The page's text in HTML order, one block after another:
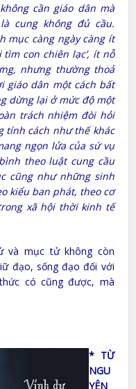
cần giáo dân mà
cung không đủ cầu.
mục càng ngày càng ít
con chiên lạc’, ít nỗ
nhưng thường thoả
giáo dân một cách bất
dừng lại ở mức độ một
trách nhiệm đòi hỏi
tính cách như thế khác
ngọn lửa của sứ vụ
theo luật cung cầu
cũng như những sinh
kiểu ban phát, theo cơ
xã hội thời kinh tế
mục tử không còn
đạo, sống đạo đối với
có cũng được, mà
* TỪ
NGU
YÊN